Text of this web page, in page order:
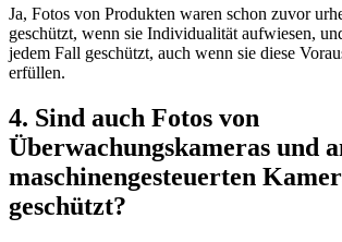
Ja, Fotos von Produkten waren schon zuvor
geschützt, wenn sie Individualität aufwiesen,
jedem Fall geschützt, auch wenn sie diese
erfüllen.
4. Sind auch Fotos von
Überwachungskameras und
maschinengesteuerten
geschützt?